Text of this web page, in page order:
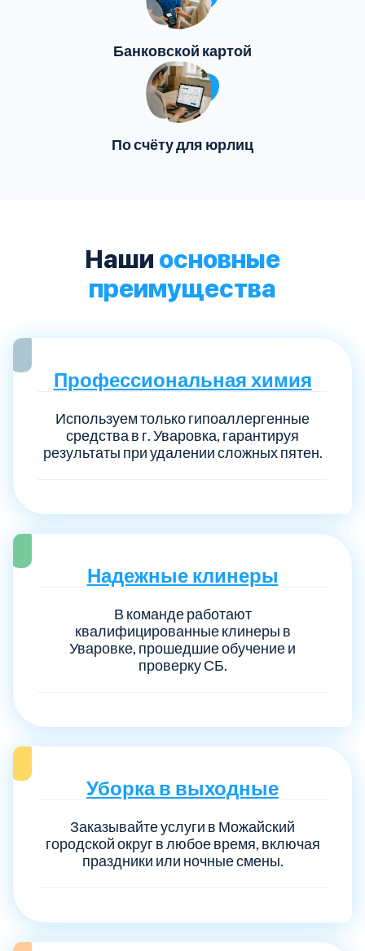
Банковской картой
По счёту для юрлиц
Наши основные
преимущества
Профессиональная химия
Используем только гипоаллергенные
средства в г. Уваровка, гарантируя
результаты при удалении сложных пятен.
Надежные клинеры
В команде работают
квалифицированные клинеры в
Уваровке, прошедшие обучение и
проверку СБ.
Уборка в выходные
Заказывайте услуги в Можайский
городской округ в любое время, включая
праздники или ночные смены.